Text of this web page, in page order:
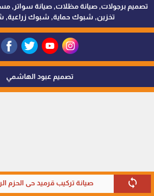
sync صيانة تركيب قرميد حي الحزم
تصميم برجولات, صيانة مظلات, صيانة سواتر,
تخزين, شبوك حماية, شبوك زراعية,
تصميم عبود الهاشمي